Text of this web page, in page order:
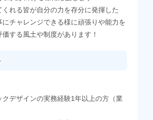
くれる皆が自分の力を存分に発揮した
にチャレンジできる様に頑張りや能力を
価する風土や制度があります！
デザインの実務経験1年以上の方（業